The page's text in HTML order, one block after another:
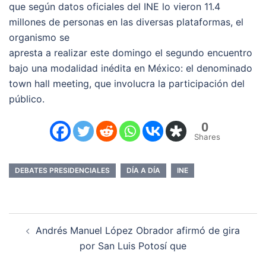
que según datos oficiales del INE lo vieron 11.4
millones de personas en las diversas plataformas, el
organismo se
apresta a realizar este domingo el segundo encuentro
bajo una modalidad inédita en México: el denominado
town hall meeting, que involucra la participación del
público.
0
Shares
DEBATES PRESIDENCIALES DÍA A DÍA INE
Andrés Manuel López Obrador afirmó de gira
por San Luis Potosí que